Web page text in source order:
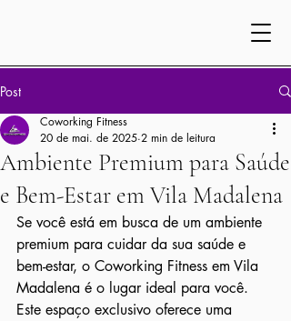
Post
Ambiente Premium para Saúde
e Bem-Estar em Vila Madalena
Coworking Fitness
20 de mai. de 2025 2 min de leitura
Se você está em busca de um ambiente
premium para cuidar da sua saúde e
bem-estar, o Coworking Fitness em Vila
Madalena é o lugar ideal para você.
Este espaço exclusivo oferece uma